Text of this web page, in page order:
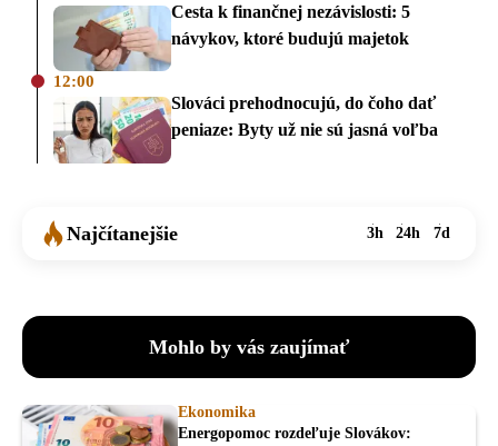
Cesta k finančnej nezávislosti: 5
návykov, ktoré budujú majetok
12:00
Slováci prehodnocujú, do čoho dať
peniaze: Byty už nie sú jasná voľba
Najčítanejšie 3h 24h 7d
Mohlo by vás zaujímať
Ekonomika
Energopomoc rozdeľuje Slovákov: